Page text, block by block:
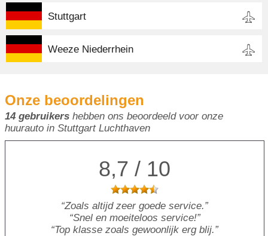
Stuttgart
Weeze Niederrhein
Onze beoordelingen
14 gebruikers hebben ons beoordeeld voor onze
huurauto in Stuttgart Luchthaven
8,7 / 10
Zoals altijd zeer goede service.
Snel en moeiteloos service!
Top klasse zoals gewoonlijk erg blij.